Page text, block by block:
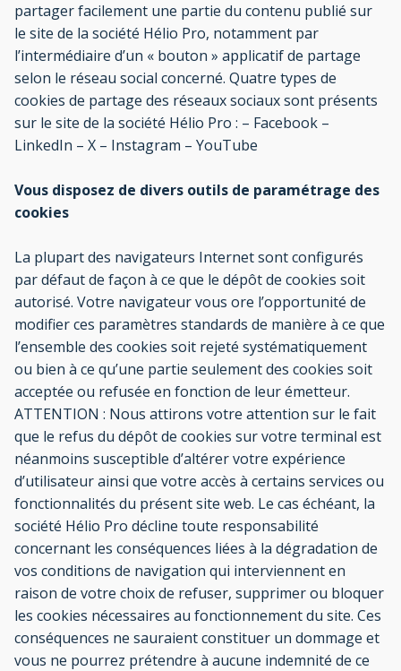
partager facilement une partie du contenu publié sur
le site de la société Hélio Pro, notamment par
l’intermédiaire d’un « bouton » applicatif de partage
selon le réseau social concerné. Quatre types de
cookies de partage des réseaux sociaux sont présents
sur le site de la société Hélio Pro : – Facebook –
LinkedIn – X – Instagram – YouTube
Vous disposez de divers outils de paramétrage des
cookies
La plupart des navigateurs Internet sont configurés
par défaut de façon à ce que le dépôt de cookies soit
autorisé. Votre navigateur vous ore l’opportunité de
modifier ces paramètres standards de manière à ce que
l’ensemble des cookies soit rejeté systématiquement
ou bien à ce qu’une partie seulement des cookies soit
acceptée ou refusée en fonction de leur émetteur.
ATTENTION : Nous attirons votre attention sur le fait
que le refus du dépôt de cookies sur votre terminal est
néanmoins susceptible d’altérer votre expérience
d’utilisateur ainsi que votre accès à certains services ou
fonctionnalités du présent site web. Le cas échéant, la
société Hélio Pro décline toute responsabilité
concernant les conséquences liées à la dégradation de
vos conditions de navigation qui interviennent en
raison de votre choix de refuser, supprimer ou bloquer
les cookies nécessaires au fonctionnement du site. Ces
conséquences ne sauraient constituer un dommage et
vous ne pourrez prétendre à aucune indemnité de ce